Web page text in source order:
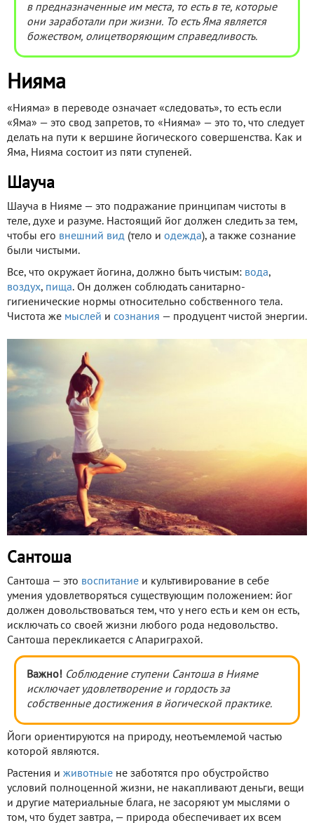
в предназначенные им места, то есть в те, которые
они заработали при жизни. То есть Яма является
божеством, олицетворяющим справедливость.
Нияма
«Нияма» в переводе означает «следовать», то есть если
«Яма» — это свод запретов, то «Нияма» — это то, что следует
делать на пути к вершине йогического совершенства. Как и
Яма, Нияма состоит из пяти ступеней.
Шауча
Шауча в Нияме — это подражание принципам чистоты в
теле, духе и разуме. Настоящий йог должен следить за тем,
чтобы его внешний вид (тело и одежда), а также сознание
были чистыми.
Все, что окружает йогина, должно быть чистым: вода,
воздух, пища. Он должен соблюдать санитарно-
гигиенические нормы относительно собственного тела.
Чистота же мыслей и сознания — продуцент чистой энергии.
Сантоша
Сантоша — это воспитание и культивирование в себе
умения удовлетворяться существующим положением: йог
должен довольствоваться тем, что у него есть и кем он есть,
исключать со своей жизни любого рода недовольство.
Сантоша перекликается с Апариграхой.
Важно! Соблюдение ступени Сантоша в Нияме
исключает удовлетворение и гордость за
собственные достижения в йогической практике.
Йоги ориентируются на природу, неотъемлемой частью
которой являются.
Растения и животные не заботятся про обустройство
условий полноценной жизни, не накапливают деньги, вещи
и другие материальные блага, не засоряют ум мыслями о
том, что будет завтра, — природа обеспечивает их всем